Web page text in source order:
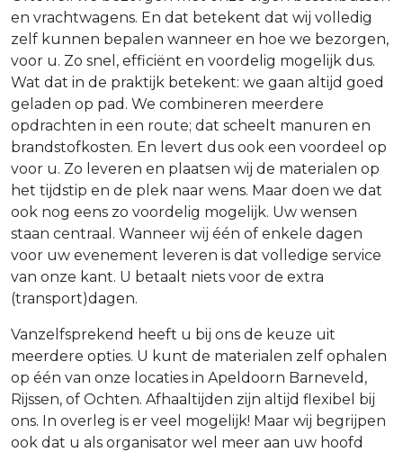
en vrachtwagens. En dat betekent dat wij volledig
zelf kunnen bepalen wanneer en hoe we bezorgen,
voor u. Zo snel, efficiënt en voordelig mogelijk dus.
Wat dat in de praktijk betekent: we gaan altijd goed
geladen op pad. We combineren meerdere
opdrachten in een route; dat scheelt manuren en
brandstofkosten. En levert dus ook een voordeel op
voor u. Zo leveren en plaatsen wij de materialen op
het tijdstip en de plek naar wens. Maar doen we dat
ook nog eens zo voordelig mogelijk. Uw wensen
staan centraal. Wanneer wij één of enkele dagen
voor uw evenement leveren is dat volledige service
van onze kant. U betaalt niets voor de extra
(transport)dagen.
Vanzelfsprekend heeft u bij ons de keuze uit
meerdere opties. U kunt de materialen zelf ophalen
op één van onze locaties in Apeldoorn Barneveld,
Rijssen, of Ochten. Afhaaltijden zijn altijd flexibel bij
ons. In overleg is er veel mogelijk! Maar wij begrijpen
ook dat u als organisator wel meer aan uw hoofd